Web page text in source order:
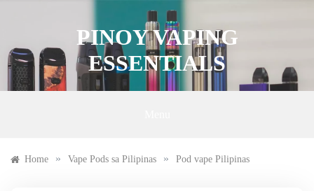
PINOY VAPING
ESSENTIALS
Home » Vape Pods sa Pilipinas » Pod vape Pilipinas